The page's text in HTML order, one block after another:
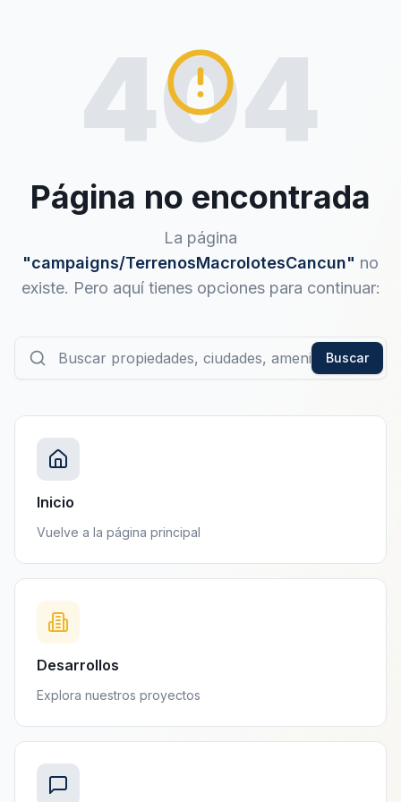
404
Página no encontrada
La página
"campaigns/TerrenosMacrolotesCancun" no
existe. Pero aquí tienes opciones para continuar:
Buscar
Inicio
Vuelve a la página principal
Desarrollos
Explora nuestros proyectos